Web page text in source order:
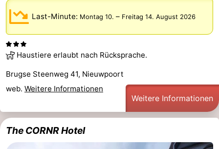
Last-Minute: Montag 10. – Freitag 14. August 2026
Haustiere erlaubt nach Rücksprache.
Brugse Steenweg 41, Nieuwpoort
web. Weitere Informationen
Weitere Informationen
The CORNR Hotel